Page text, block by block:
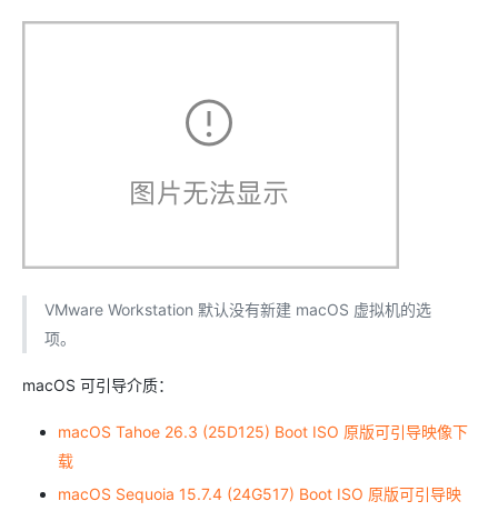
VMware Workstation 默认没有新建 macOS 虚拟机的选
项。
macOS 可引导介质：
macOS Tahoe 26.3 (25D125) Boot ISO 原版可引导映像下
载
macOS Sequoia 15.7.4 (24G517) Boot ISO 原版可引导映